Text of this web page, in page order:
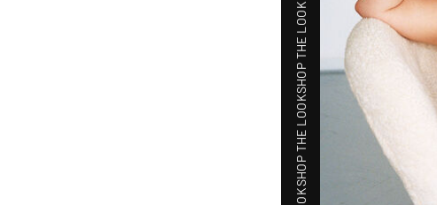
SHOP THE LOOK
SHOP THE LOOK